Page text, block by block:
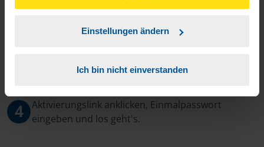
unserer
Einstellungen ändern
Ich bin nicht einverstanden
und einem Aktivierungslink.
Sie erhalten von mir Ihr Einmal-Passwort.
4
Aktivierungslink anklicken, Einmalpasswort
eingeben und los geht's.